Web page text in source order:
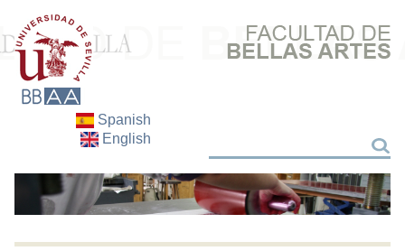
Spanish
English
Buscar